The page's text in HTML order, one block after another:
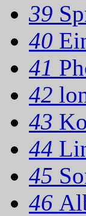
39
40
41
42
43
44
45
46